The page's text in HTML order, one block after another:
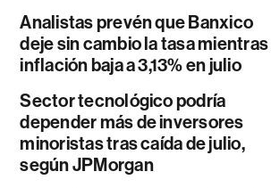
Analistas prevén que Banxico
deje sin cambio la tasa mientras
inflación baja a 3,13% en julio
Sector tecnológico podría
depender más de inversores
minoristas tras caída de julio,
según JPMorgan